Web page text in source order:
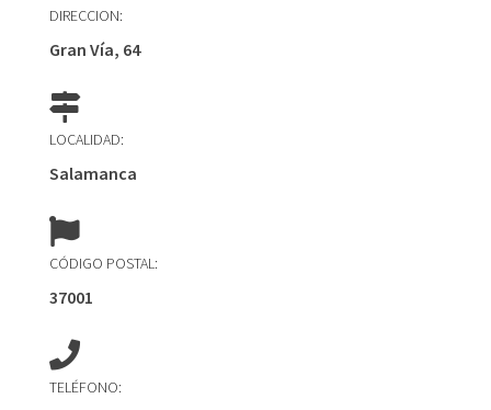
DIRECCION:
Gran Vía, 64
LOCALIDAD:
Salamanca
CÓDIGO POSTAL:
37001
TELÉFONO: